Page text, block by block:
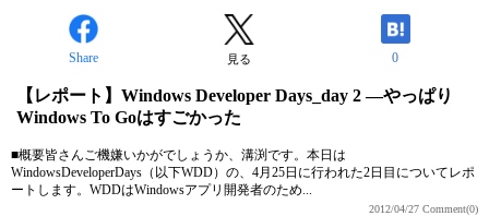
Share 見る 0
【レポート】Windows Developer Days_day 2 ―やっぱり
Windows To Goはすごかった
■概要皆さんご機嫌いかがでしょうか、溝渕です。本日は
WindowsDeveloperDays（以下WDD）の、4月25日に行われた2日目についてレポ
ートします。WDDはWindowsアプリ開発者のため...
2012/04/27 Comment(0)